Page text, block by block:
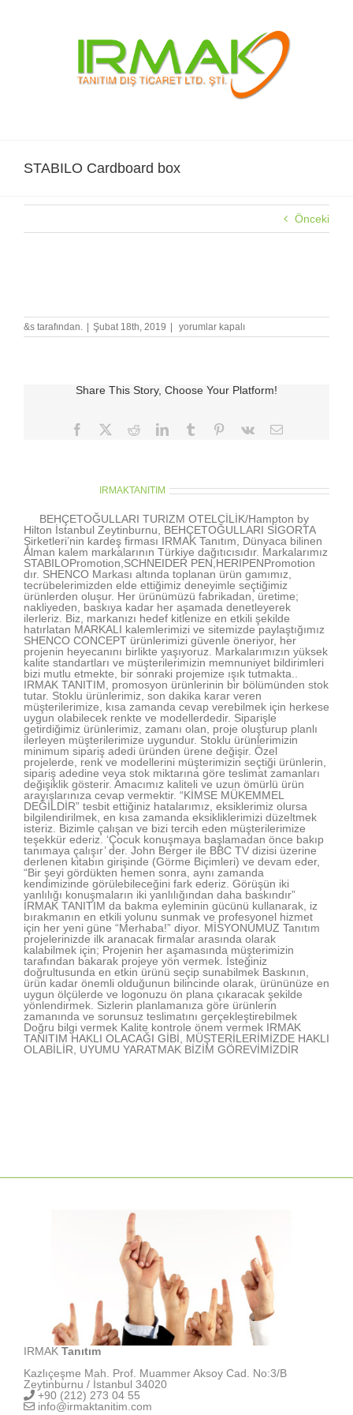
STABILO Cardboard box
Önceki
&s tarafından. Şubat 18th, 2019
STABILO
Cardboard
yorumlar kapalı
Share This Story, Choose Your Platform!
Facebook RedditLinkedInTumblr Pinterest
Vk
E-
IRMAKTANITIM
BEHÇETOĞULLARI TURIZM OTELCİLİK/Hampton by
Hilton İstanbul Zeytinburnu, BEHÇETOĞULLARI SİGORTA
Şirketleri’nin kardeş firması IRMAK Tanıtım, Dünyaca bilinen
Alman kalem markalarının Türkiye dağıtıcısıdır. Markalarımız
STABILOPromotion,SCHNEIDER PEN,HERIPENPromotion
dır. SHENCO Markası altında toplanan ürün gamımız,
tecrübelerimizden elde ettiğimiz deneyimle seçtiğimiz
ürünlerden oluşur. Her ürünümüzü fabrikadan, üretime;
nakliyeden, baskıya kadar her aşamada denetleyerek
ilerleriz. Biz, markanızı hedef kitlenize en etkili şekilde
hatırlatan MARKALI kalemlerimizi ve sitemizde paylaştığımız
SHENCO CONCEPT ürünlerimizi güvenle öneriyor, her
projenin heyecanını birlikte yaşıyoruz. Markalarımızın yüksek
kalite standartları ve müşterilerimizin memnuniyet bildirimleri
bizi mutlu etmekte, bir sonraki projemize ışık tutmakta..
IRMAK TANITIM, promosyon ürünlerinin bir bölümünden stok
tutar. Stoklu ürünlerimiz, son dakika karar veren
müşterilerimize, kısa zamanda cevap verebilmek için herkese
uygun olabilecek renkte ve modellerdedir. Siparişle
getirdiğimiz ürünlerimiz, zamanı olan, proje oluşturup planlı
ilerleyen müşterilerimize uygundur. Stoklu ürünlerimizin
minimum sipariş adedi üründen ürene değişir. Özel
projelerde, renk ve modellerini müşterimizin seçtiği ürünlerin,
sipariş adedine veya stok miktarına göre teslimat zamanları
değişiklik gösterir. Amacımız kaliteli ve uzun ömürlü ürün
arayışlarınıza cevap vermektir. “KİMSE MÜKEMMEL
DEĞİLDİR” tesbit ettiğiniz hatalarımız, eksiklerimiz olursa
bilgilendirilmek, en kısa zamanda eksikliklerimizi düzeltmek
isteriz. Bizimle çalışan ve bizi tercih eden müşterilerimize
teşekkür ederiz. ‘Çocuk konuşmaya başlamadan önce bakıp
tanımaya çalışır’ der. John Berger ile BBC TV dizisi üzerine
derlenen kitabın girişinde (Görme Biçimleri) ve devam eder,
“Bir şeyi gördükten hemen sonra, aynı zamanda
kendimizinde görülebileceğini fark ederiz. Görüşün iki
yanlılığı konuşmaların iki yanlılığından daha baskındır”
IRMAK TANITIM da bakma eyleminin gücünü kullanarak, iz
bırakmanın en etkili yolunu sunmak ve profesyonel hizmet
için her yeni güne “Merhaba!” diyor. MİSYONUMUZ Tanıtım
projelerinizde ilk aranacak firmalar arasında olarak
kalabilmek için; Projenin her aşamasında müşterimizin
tarafından bakarak projeye yön vermek. İsteğiniz
doğrultusunda en etkin ürünü seçip sunabilmek Baskının,
ürün kadar önemli olduğunun bilincinde olarak, ürününüze en
uygun ölçülerde ve logonuzu ön plana çıkaracak şekilde
yönlendirmek. Sizlerin planlamanıza göre ürünlerin
zamanında ve sorunsuz teslimatını gerçekleştirebilmek
Doğru bilgi vermek Kalite kontrole önem vermek IRMAK
TANITIM HAKLI OLACAĞI GİBİ, MÜŞTERİLERİMİZDE HAKLI
OLABİLİR, UYUMU YARATMAK BİZİM GÖREVİMİZDİR
IRMAK Tanıtım
Kazlıçeşme Mah. Prof. Muammer Aksoy Cad. No:3/B
Zeytinburnu / İstanbul 34020
+90 (212) 273 04 55
info@irmaktanitim.com